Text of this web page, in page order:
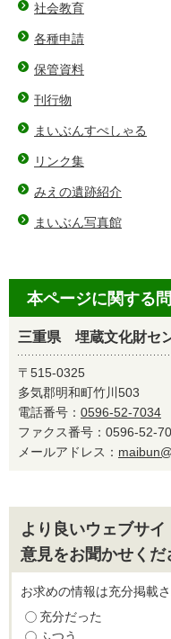
社会教育
各種申請
保管資料
刊行物
まいぶんすぺしゃる
リンク集
みえの遺跡紹介
まいぶん写真館
本ページに関する
三重県 埋蔵文化財セ
〒515-0325
多気郡明和町竹川503
電話番号： 0596-52-7034
ファクス番号：0596-52-
メールアドレス：
より良いウェブサ
意見をお聞かせくだ
お求めの情報は充分掲載
充分だった